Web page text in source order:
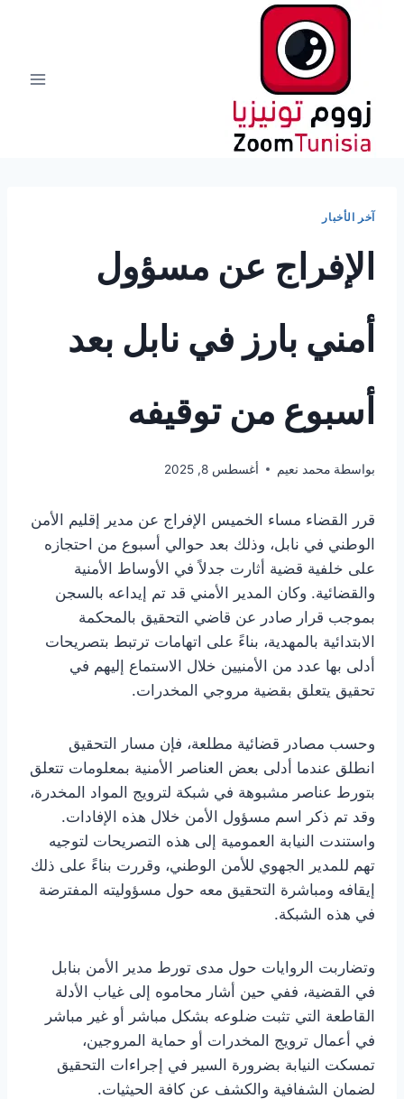
آخر الأخبار
الإفراج عن مسؤول
أمني بارز في نابل بعد
أسبوع من توقيفه
بواسطة محمد نعيم أغسطس 8, 2025
قرر القضاء مساء الخميس الإفراج عن مدير إقليم الأمن
الوطني في نابل، وذلك بعد حوالي أسبوع من احتجازه
على خلفية قضية أثارت جدلاً في الأوساط الأمنية
والقضائية. وكان المدير الأمني قد تم إيداعه بالسجن
بموجب قرار صادر عن قاضي التحقيق بالمحكمة
الابتدائية بالمهدية، بناءً على اتهامات ترتبط بتصريحات
أدلى بها عدد من الأمنيين خلال الاستماع إليهم في
تحقيق يتعلق بقضية مروجي المخدرات.
وحسب مصادر قضائية مطلعة، فإن مسار التحقيق
انطلق عندما أدلى بعض العناصر الأمنية بمعلومات تتعلق
بتورط عناصر مشبوهة في شبكة لترويج المواد المخدرة،
وقد تم ذكر اسم مسؤول الأمن خلال هذه الإفادات.
واستندت النيابة العمومية إلى هذه التصريحات لتوجيه
تهم للمدير الجهوي للأمن الوطني، وقررت بناءً على ذلك
إيقافه ومباشرة التحقيق معه حول مسؤوليته المفترضة
في هذه الشبكة.
وتضاربت الروايات حول مدى تورط مدير الأمن بنابل
في القضية، ففي حين أشار محاموه إلى غياب الأدلة
القاطعة التي تثبت ضلوعه بشكل مباشر أو غير مباشر
في أعمال ترويج المخدرات أو حماية المروجين،
تمسكت النيابة بضرورة السير في إجراءات التحقيق
لضمان الشفافية والكشف عن كافة الحيثيات.